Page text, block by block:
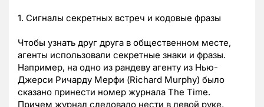
1. Сигналы секретных встреч и кодовые фразы
Чтобы узнать друг друга в общественном месте,
агенты использовали секретные знаки и фразы.
Например, на одно из рандеву агенту из Нью-
Джерси Ричарду Мерфи (Richard Murphy) было
сказано принести номер журнала The Time.
Причем журнал следовало нести в левой руке,